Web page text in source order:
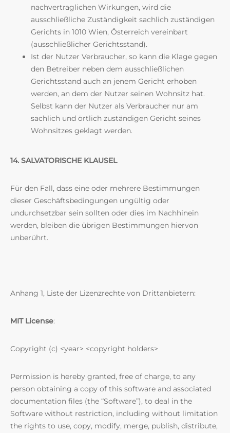
nachvertraglichen Wirkungen, wird die
ausschließliche Zuständigkeit sachlich zuständigen
Gerichts in 1010 Wien, Österreich vereinbart
(ausschließlicher Gerichtsstand).
Ist der Nutzer Verbraucher, so kann die Klage gegen
den Betreiber neben dem ausschließlichen
Gerichtsstand auch an jenem Gericht erhoben
werden, an dem der Nutzer seinen Wohnsitz hat.
Selbst kann der Nutzer als Verbraucher nur am
sachlich und örtlich zuständigen Gericht seines
Wohnsitzes geklagt werden.
14. SALVATORISCHE KLAUSEL
Für den Fall, dass eine oder mehrere Bestimmungen
dieser Geschäftsbedingungen ungültig oder
undurchsetzbar sein sollten oder dies im Nachhinein
werden, bleiben die übrigen Bestimmungen hiervon
unberührt.
Anhang 1, Liste der Lizenzrechte von Drittanbietern:
MIT License:
Copyright (c) <year> <copyright holders>
Permission is hereby granted, free of charge, to any
person obtaining a copy of this software and associated
documentation files (the “Software”), to deal in the
Software without restriction, including without limitation
the rights to use, copy, modify, merge, publish, distribute,